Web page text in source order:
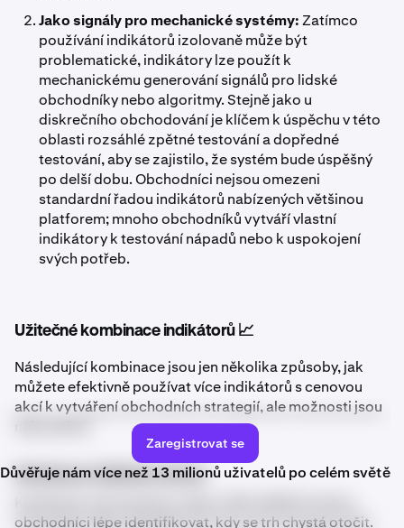
Jako signály pro mechanické systémy:Zatímco
používání indikátorů izolovaně může být
problematické, indikátory lze použít k
mechanickému generování signálů pro lidské
obchodníky nebo algoritmy. Stejně jako u
diskrečního obchodování je klíčem k úspěchu v této
oblasti rozsáhlé zpětné testování a dopředné
testování, aby se zajistilo, že systém bude úspěšný
po delší dobu. Obchodníci nejsou omezeni
standardní řadou indikátorů nabízených většinou
platforem; mnoho obchodníků vytváří vlastní
indikátory k testování nápadů nebo k uspokojení
svých potřeb.
Užitečné kombinace indikátorů 📈
Následující kombinace jsou jen několika způsoby, jak
můžete efektivně používat více indikátorů s cenovou
akcí k vytváření obchodních strategií, ale možnosti jsou
Kombinace indikátorů obratu
obchodníci lépe identifikovat, kdy se trh chystá otočit.
Zaregistrovat se
Důvěřuje nám více než 13 milionů uživatelů po celém světě